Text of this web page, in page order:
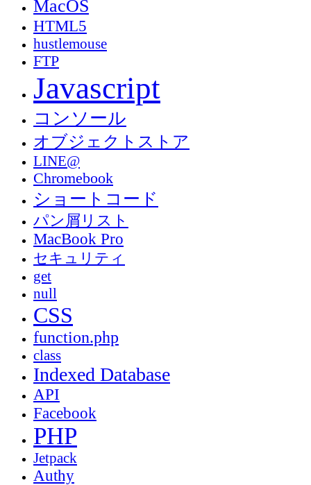
MacOS
HTML5
hustlemouse
FTP
Javascript
コンソール
オブジェクトストア
LINE@
Chromebook
ショートコード
パン屑リスト
MacBook Pro
セキュリティ
get
null
CSS
function.php
class
Indexed Database
API
Facebook
PHP
Jetpack
Authy